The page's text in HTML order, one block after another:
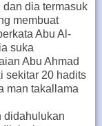
dia termasuk
membuat
Abu Al-
suka
Abu Ahmad
sekitar 20 hadits
man takallama
didahulukan